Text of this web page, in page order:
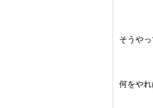
そうや
何をや